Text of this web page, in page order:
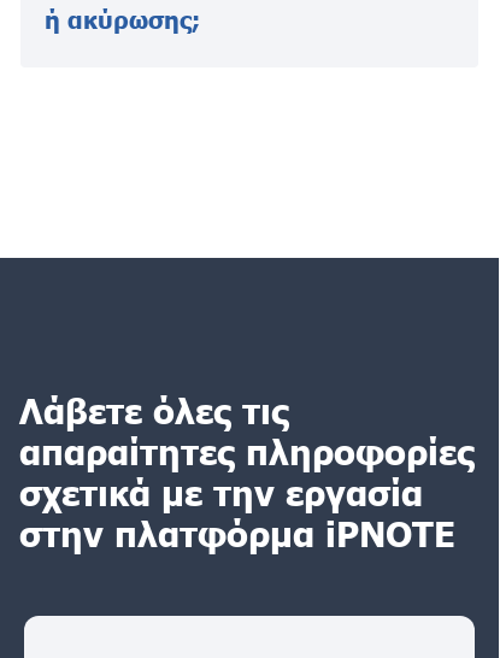
ή ακύρωσης;
Λάβετε όλες τις
απαραίτητες πληροφορίες
σχετικά με την εργασία
στην πλατφόρμα iPNOTE